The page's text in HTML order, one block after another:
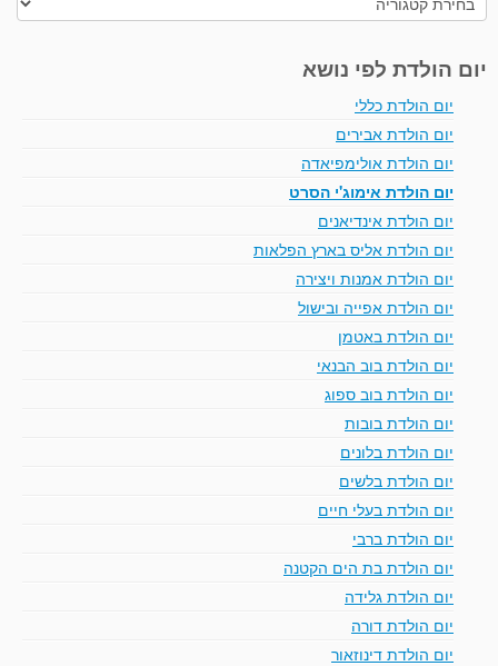
יום הולדת לפי נושא
יום הולדת כללי
יום הולדת אבירים
יום הולדת אולימפיאדה
יום הולדת אימוג'י הסרט
יום הולדת אינדיאנים
יום הולדת אליס בארץ הפלאות
יום הולדת אמנות ויצירה
יום הולדת אפייה ובישול
יום הולדת באטמן
יום הולדת בוב הבנאי
יום הולדת בוב ספוג
יום הולדת בובות
יום הולדת בלונים
יום הולדת בלשים
יום הולדת בעלי חיים
יום הולדת ברבי
יום הולדת בת הים הקטנה
יום הולדת גלידה
יום הולדת דורה
יום הולדת דינוזאור